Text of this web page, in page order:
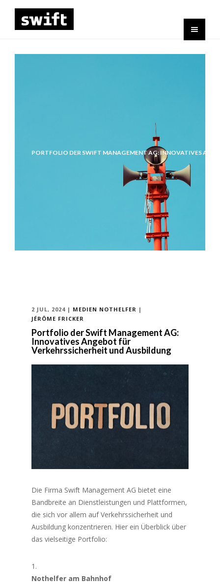
PORTFOLIO DER SWIFT MANAGEMENT AG: INNOVATIVES
2 JUL, 2024 | MEDIEN NOTHELFER |
JÉRÔME FRICKER
Portfolio der Swift Management AG:
Innovatives Angebot für
Verkehrssicherheit und Ausbildung
Die Firma Swift Management AG bietet eine
Bandbreite an Dienstleistungen und Plattformen,
die sich vor allem auf Verkehrssicherheit und
Ausbildung konzentrieren. Hier ein Überblick über
das vielseitige Portfolio:
Nothelfer am Bahnhof